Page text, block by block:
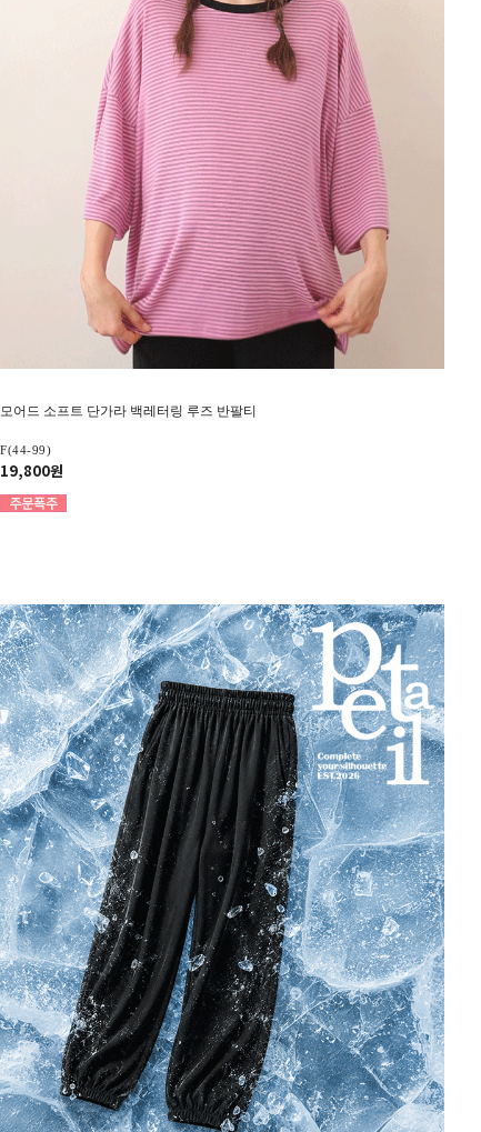
모어드 소프트 단가라 백레터링 루즈 반팔티
F(44-99)
19,800원